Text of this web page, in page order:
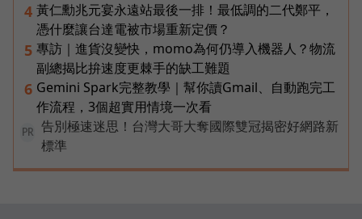
4 黃仁勳兆元宴永遠站最後一排！最低調的二代鄭平，
憑什麼讓台達電被市場重新定價？
5 專訪｜進貨沒變快，momo為何仍導入機器人？物流
副總揭比拚速度更棘手的缺工難題
6 Gemini Spark完整教學｜幫你讀Gmail、自動跑完工
作流程，3個超實用情境一次看
PR
告別極速迷思！台灣大哥大奪國際雙冠揭密好網路新
標準